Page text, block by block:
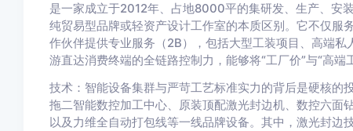
是一家成立于2012年、占地8000平的集研发、生产、安
纯贸易型品牌或轻资产设计工作室的本质区别。它不仅服
作伙伴提供专业服务（2B），包括大型工装项目、高端
游直达消费终端的全链路控制力，能够将“工厂价”与“高端
技术：智能设备集群与严苛工艺标准实力的背后是硬核
拖二智能数控加工中心、原装顶配激光封边机、数控六
以及力维全自动打包线等一线品牌设备。其中，激光封